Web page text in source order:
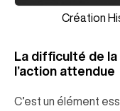
Création
La difficulté de
l’action attendue
C’est un élément